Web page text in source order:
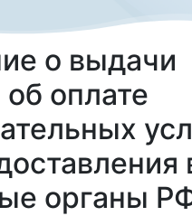
о выдачи
оплате
органы